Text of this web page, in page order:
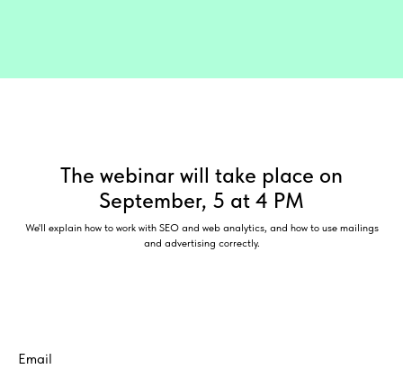
The webinar will take place on
September, 5 at 4 PM
We'll explain how to work with SEO and web analytics, and how to use mailings
and advertising correctly.
Email